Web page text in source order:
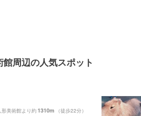
周辺の人気スポット
美術館より約1310m （徒歩22分）